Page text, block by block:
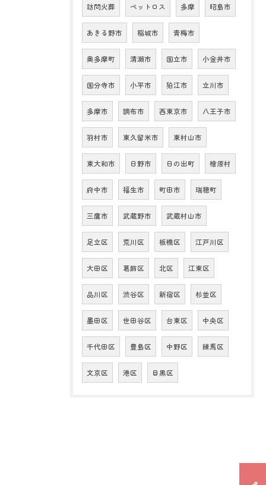
訪問火葬 ペットロス 多摩 昭島市
あきる野市 稲城市 青梅市
奥多摩町 清瀬市 国立市 小金井市
国分寺市 小平市 狛江市 立川市
多摩市 調布市 西東京市 八王子市
羽村市 東久留米市 東村山市
東大和市 日野市 日の出町 檜原村
府中市 福生市 町田市 瑞穂町
三鷹市 武蔵野市 武蔵村山市
足立区 荒川区 板橋区 江戸川区
大田区 葛飾区 北区 江東区
品川区 渋谷区 新宿区 杉並区
墨田区 世田谷区 台東区 中央区
千代田区 豊島区 中野区 練馬区
文京区 港区 目黒区